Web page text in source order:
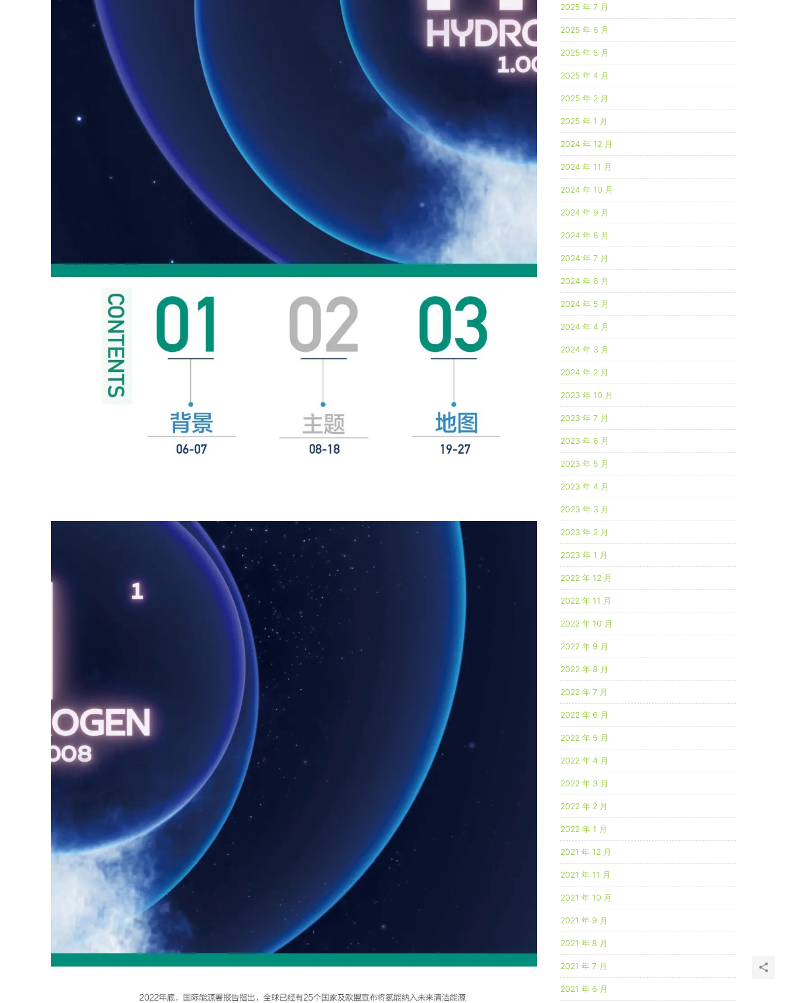
2025 年 7 月
2025 年 6 月
2025 年 5 月
2025 年 4 月
2025 年 2 月
2025 年 1 月
2024 年 12 月
2024 年 11 月
2024 年 10 月
2024 年 9 月
2024 年 8 月
2024 年 7 月
2024 年 6 月
2024 年 5 月
2024 年 4 月
2024 年 3 月
2024 年 2 月
2023 年 10 月
2023 年 7 月
2023 年 6 月
2023 年 5 月
2023 年 4 月
2023 年 3 月
2023 年 2 月
2023 年 1 月
2022 年 12 月
2022 年 11 月
2022 年 10 月
2022 年 9 月
2022 年 8 月
2022 年 7 月
2022 年 6 月
2022 年 5 月
2022 年 4 月
2022 年 3 月
2022 年 2 月
2022 年 1 月
2021 年 12 月
2021 年 11 月
2021 年 10 月
2021 年 9 月
2021 年 8 月
2021 年 7 月
2021 年 6 月